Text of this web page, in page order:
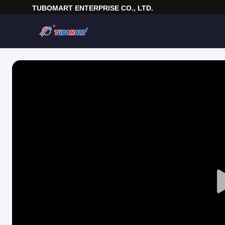
TUBOMART ENTERPRISE CO., LTD.